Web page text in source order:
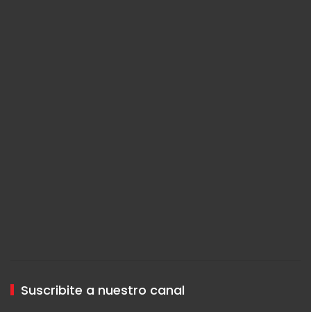
Suscribite a nuestro canal